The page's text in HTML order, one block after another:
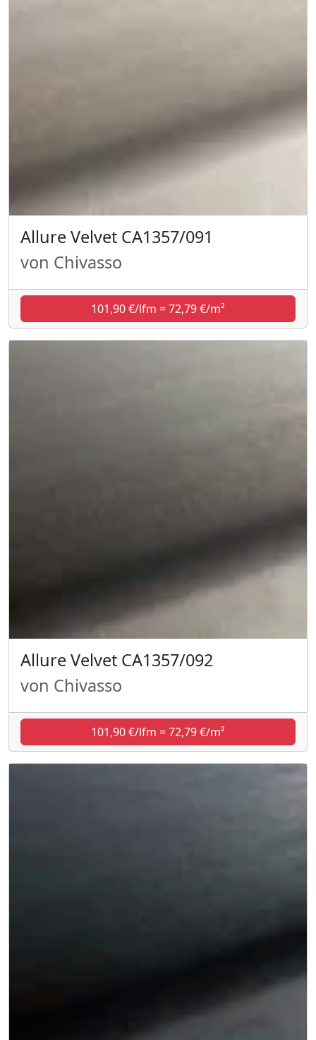
Allure Velvet CA1357/091
von Chivasso
101,90 €/lfm = 72,79 €/m²
Allure Velvet CA1357/092
von Chivasso
101,90 €/lfm = 72,79 €/m²